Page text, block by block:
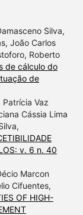
Silva,
João Carlos
Roberto
de cálculo do
de
Patrícia Vaz
Cássia Lima
v. 6 n. 40
Marcon
Cifuentes,
OF HIGH-